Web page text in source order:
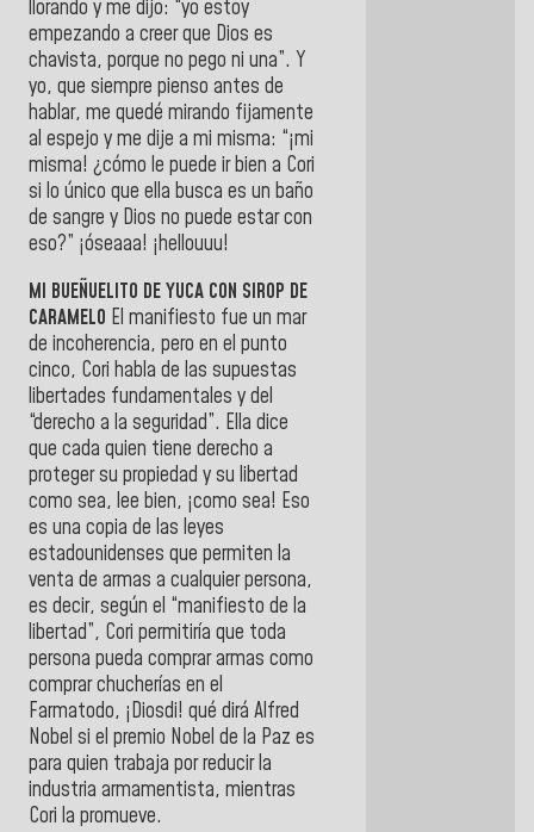
llorando y me dijo: “yo estoy
empezando a creer que Dios es
chavista, porque no pego ni una”. Y
yo, que siempre pienso antes de
hablar, me quedé mirando fijamente
al espejo y me dije a mi misma: “¡mi
misma! ¿cómo le puede ir bien a Cori
si lo único que ella busca es un baño
de sangre y Dios no puede estar con
eso?” ¡óseaaa! ¡hellouuu!
MI BUEÑUELITO DE YUCA CON SIROP DE
CARAMELO El manifiesto fue un mar
de incoherencia, pero en el punto
cinco, Cori habla de las supuestas
libertades fundamentales y del
“derecho a la seguridad”. Ella dice
que cada quien tiene derecho a
proteger su propiedad y su libertad
como sea, lee bien, ¡como sea! Eso
es una copia de las leyes
estadounidenses que permiten la
venta de armas a cualquier persona,
es decir, según el “manifiesto de la
libertad”, Cori permitiría que toda
persona pueda comprar armas como
comprar chucherías en el
Farmatodo, ¡Diosdi! qué dirá Alfred
Nobel si el premio Nobel de la Paz es
para quien trabaja por reducir la
industria armamentista, mientras
Cori la promueve.